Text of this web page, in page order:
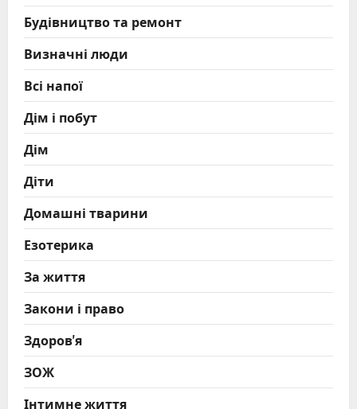
Будівництво та ремонт
Визначні люди
Всі напої
Дім і побут
Дім
Діти
Домашні тварини
Езотерика
За життя
Закони і право
Здоров'я
ЗОЖ
Інтимне життя